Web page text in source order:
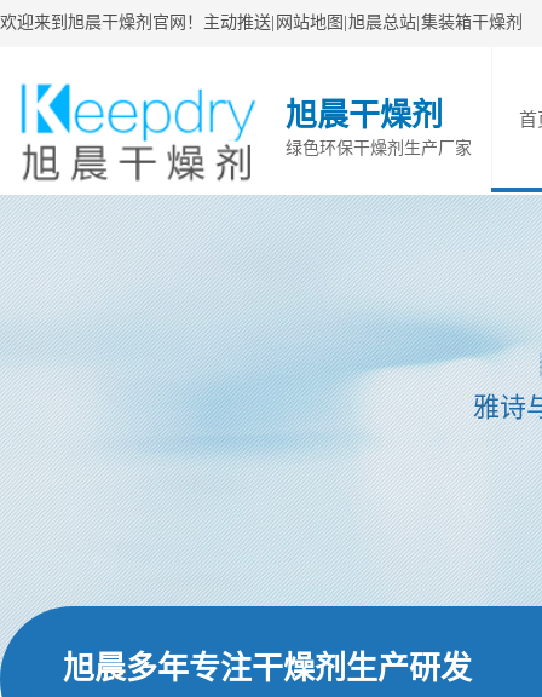
欢迎来到旭晨干燥剂官网！ 主动推送 网站地图 旭晨总站 集装箱干燥剂
旭晨干燥剂
绿色环保干燥剂生产厂家
首
雅诗
旭晨多年专注干燥剂生产研发